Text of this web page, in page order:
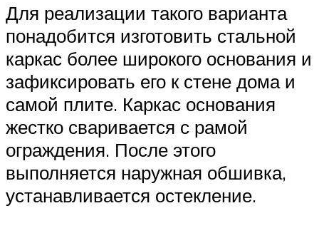
Для реализации такого варианта
понадобится изготовить стальной
каркас более широкого основания и
зафиксировать его к стене дома и
самой плите. Каркас основания
жестко сваривается с рамой
ограждения. После этого
выполняется наружная обшивка,
устанавливается остекление.